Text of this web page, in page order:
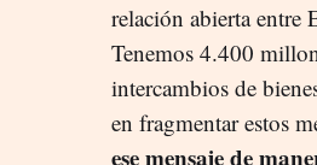
relación abierta entre
Tenemos 4.400
intercambios de
en fragmentar estos
ese mensaje de